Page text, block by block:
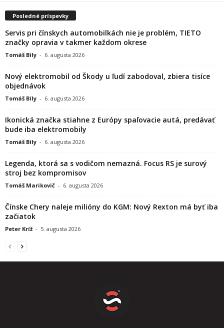
Posledné príspevky
Servis pri čínskych automobilkách nie je problém, TIETO
značky opravia v takmer každom okrese
Tomáš Bíly - 6. augusta 2026
Nový elektromobil od Škody u ľudí zabodoval, zbiera tisíce
objednávok
Tomáš Bíly - 6. augusta 2026
Ikonická značka stiahne z Európy spaľovacie autá, predávať
bude iba elektromobily
Tomáš Bíly - 6. augusta 2026
Legenda, ktorá sa s vodičom nemazná. Focus RS je surový
stroj bez kompromisov
Tomáš Marikovič - 6. augusta 2026
Čínske Chery naleje milióny do KGM: Nový Rexton má byť iba
začiatok
Peter Kríž - 5. augusta 2026